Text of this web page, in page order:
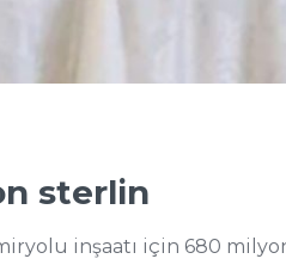
sterlin
inşaatı için 680